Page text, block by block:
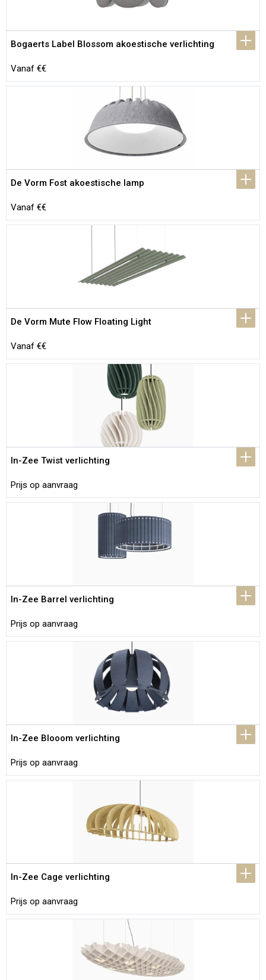
Bogaerts Label Blossom akoestische verlichting
Vanaf €€
De Vorm Fost akoestische lamp
Vanaf €€
De Vorm Mute Flow Floating Light
Vanaf €€
In-Zee Twist verlichting
Prijs op aanvraag
In-Zee Barrel verlichting
Prijs op aanvraag
In-Zee Blooom verlichting
Prijs op aanvraag
In-Zee Cage verlichting
Prijs op aanvraag